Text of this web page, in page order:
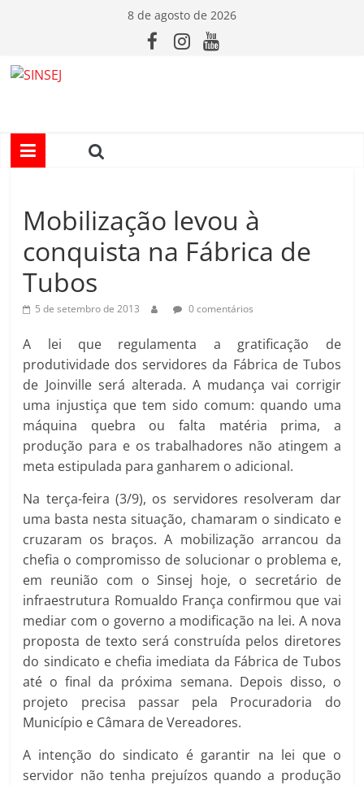
conteúdo
8 de agosto de 2026
I
S
E
Mobilização levou à
conquista na Fábrica de
Tubos
5 de setembro de 2013 0 comentários
A lei que regulamenta a gratificação de
produtividade dos servidores da Fábrica de Tubos
de Joinville será alterada. A mudança vai corrigir
uma injustiça que tem sido comum: quando uma
máquina quebra ou falta matéria prima, a
produção para e os trabalhadores não atingem a
meta estipulada para ganharem o adicional.
Na terça-feira (3/9), os servidores resolveram dar
uma basta nesta situação, chamaram o sindicato e
cruzaram os braços. A mobilização arrancou da
chefia o compromisso de solucionar o problema e,
em reunião com o Sinsej hoje, o secretário de
infraestrutura Romualdo França confirmou que vai
mediar com o governo a modificação na lei. A nova
proposta de texto será construída pelos diretores
do sindicato e chefia imediata da Fábrica de Tubos
até o final da próxima semana. Depois disso, o
projeto precisa passar pela Procuradoria do
Município e Câmara de Vereadores.
A intenção do sindicato é garantir na lei que o
servidor não tenha prejuízos quando a produção